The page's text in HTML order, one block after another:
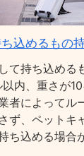
込めるもの
て持ち込める
内、重さが
者によってル
ず、ペットキ
ち込める場合